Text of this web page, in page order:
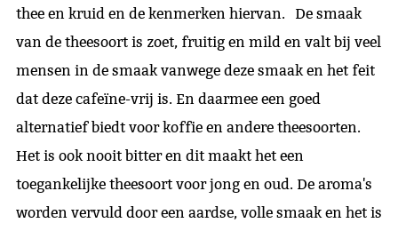
thee en kruid en de kenmerken hiervan. De smaak
van de theesoort is zoet, fruitig en mild en valt bij veel
mensen in de smaak vanwege deze smaak en het feit
dat deze cafeïne-vrij is. En daarmee een goed
alternatief biedt voor koffie en andere theesoorten.
Het is ook nooit bitter en dit maakt het een
toegankelijke theesoort voor jong en oud. De aroma's
worden vervuld door een aardse, volle smaak en het is